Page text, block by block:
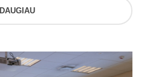
DAUGIAU